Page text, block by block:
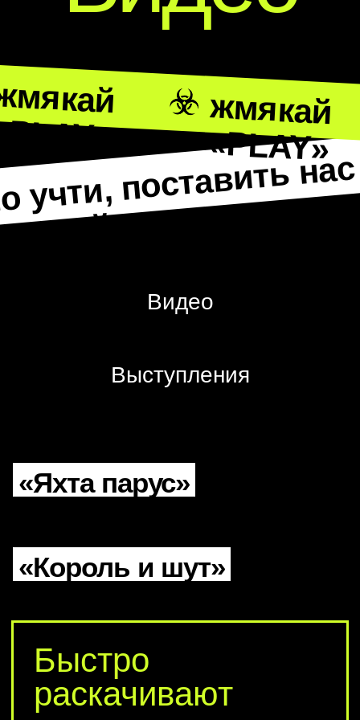
Видео
Выступления
«Яхта парус»
«Король и шут»
смотреть репертуар
где мы были раньше
Вопросы